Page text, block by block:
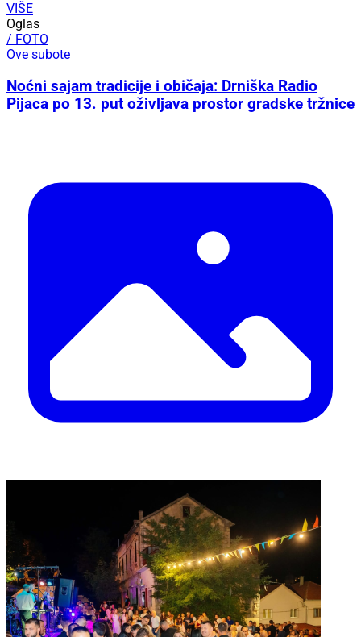
VIŠE
Oglas
/ FOTO
Ove subote
Noćni sajam tradicije i običaja: Drniška Radio
Pijaca po 13. put oživljava prostor gradske tržnice